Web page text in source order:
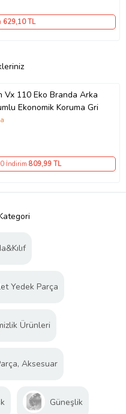
629,10 TL
Vx 110 Eko Branda Arka
Çanta Uyumlu Ekonomik Koruma Gri
İndirim 809,99 TL
Yedek Parça
Ürünleri
Aksesuar
Güneşlik